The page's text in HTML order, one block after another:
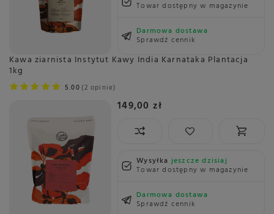
Towar dostępny w magazynie
Darmowa dostawa
Sprawdź cennik
Kawa ziarnista Instytut Kawy India Karnataka Plantacja
1kg
5.00 2 opinie
149,00 zł
Wysyłkajeszcze dzisiaj
Towar dostępny w magazynie
Darmowa dostawa
Sprawdź cennik